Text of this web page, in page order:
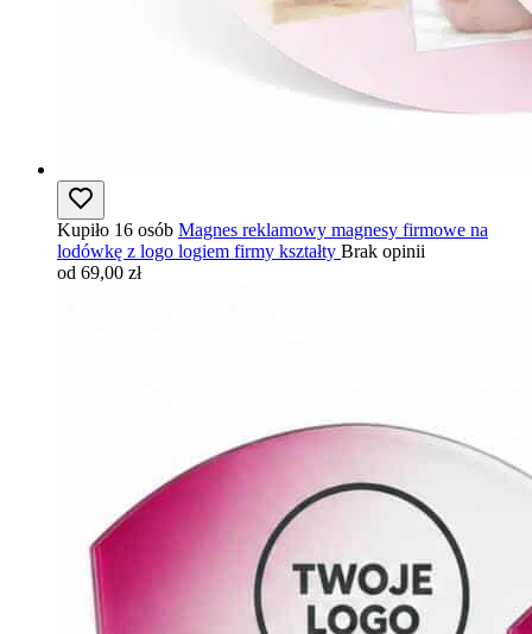
Kupiło 16 osób Magnes reklamowy magnesy firmowe na
lodówkę z logo logiem firmy kształty Brak opinii
od 69,00 zł